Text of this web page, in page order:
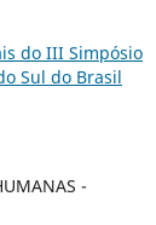
do III Simpósio
Sul do Brasil
-